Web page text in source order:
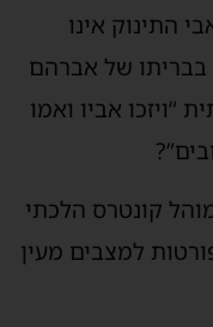
אינו
של אברהם
אביו ואמו
קונטרס הלכתי
למצבים מעין